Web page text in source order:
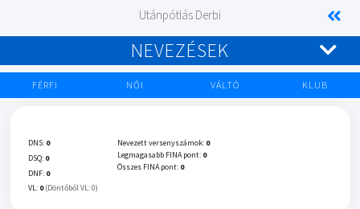
Utánpótlás Derbi
NEVEZÉSEK
FÉRFI NŐI VÁLTÓ KLUB
DNS: 0
DSQ: 0
DNF: 0
VL: 0 (Döntőből VL: 0)
Nevezett versenyszámok: 0
Legmagasabb FINA pont: 0
Összes FINA pont: 0